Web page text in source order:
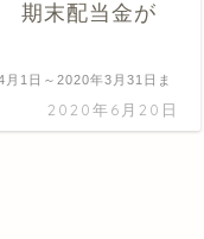
期末配当金が
2020年6月20日
1日～2020年3月31日ま